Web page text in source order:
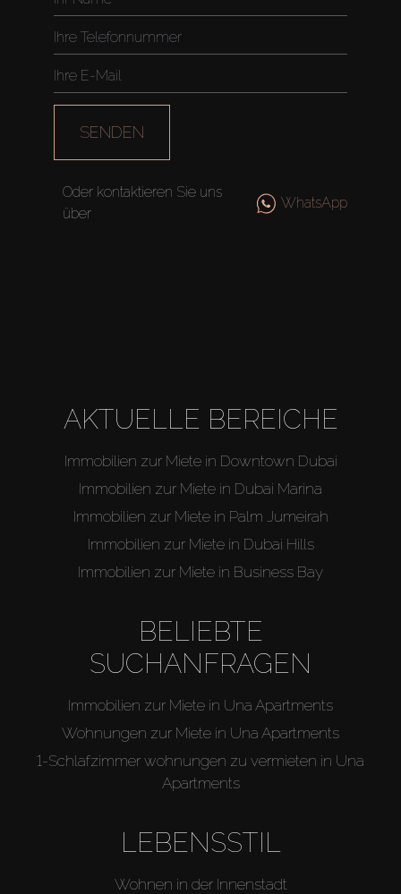
SENDEN
Oder kontaktieren Sie uns
über
WhatsApp
AKTUELLE BEREICHE
Immobilien zur Miete in Downtown Dubai
Immobilien zur Miete in Dubai Marina
Immobilien zur Miete in Palm Jumeirah
Immobilien zur Miete in Dubai Hills
Immobilien zur Miete in Business Bay
BELIEBTE
SUCHANFRAGEN
Immobilien zur Miete in Una Apartments
Wohnungen zur Miete in Una Apartments
1-Schlafzimmer wohnungen zu vermieten in Una
Apartments
LEBENSSTIL
Wohnen in der Innenstadt